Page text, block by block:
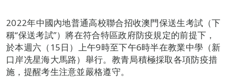
2022年中國內地普通高校聯合招收澳門保送生考試（下
稱“保送考試”）將在符合特區政府防疫規定的前提下，
於本週六（15日）上午9時至下午6時半在教業中學（新
口岸冼星海大馬路）舉行。教青局積極採取各項防疫措
施，提醒考生注意並嚴格遵守。